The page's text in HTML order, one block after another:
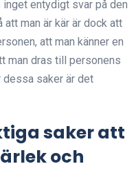
entydigt svar på den
att man är kär är dock att
att man känner en
man dras till personens
saker är det
saker att
och